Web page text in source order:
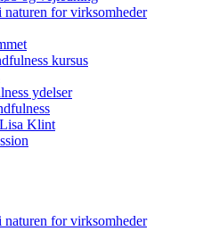
for virksomheder
kursus
ydelser
Klint
for virksomheder